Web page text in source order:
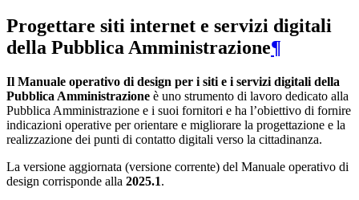
Progettare siti internet e servizi digitali
della Pubblica Amministrazione¶
Il Manuale operativo di design per i siti e i servizi digitali della
Pubblica Amministrazione è uno strumento di lavoro dedicato alla
Pubblica Amministrazione e i suoi fornitori e ha l’obiettivo di fornire
indicazioni operative per orientare e migliorare la progettazione e la
realizzazione dei punti di contatto digitali verso la cittadinanza.
La versione aggiornata (versione corrente) del Manuale operativo di
design corrisponde alla 2025.1.